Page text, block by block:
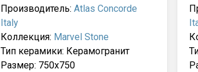
Производитель: Atlas Concorde
Italy
Коллекция: Marvel Stone
Тип керамики: Керамогранит
Размер: 750x750